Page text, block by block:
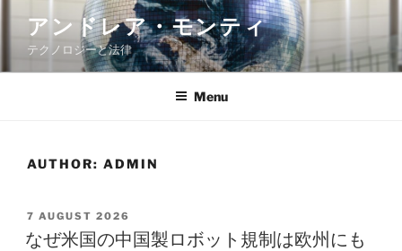
content
アンドレア・モンティ
テクノロジーと法律
Menu
AUTHOR: ADMIN
POSTED
ON
7 AUGUST 2026
なぜ米国の中国製ロボット規制は欧州にも